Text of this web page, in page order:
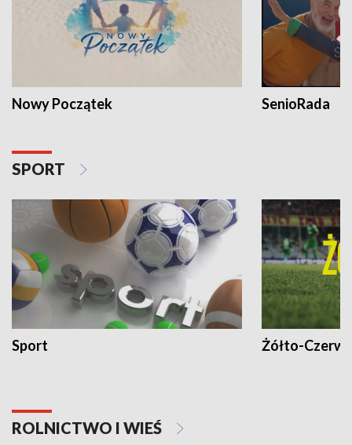
Nowy Początek SenioRada
SPORT
Sport Żółto-
ROLNICTWO I WIEŚ